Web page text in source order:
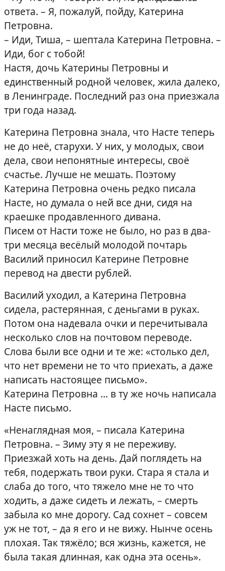
ответа. – Я, пожалуй, пойду, Катерина
Петровна.
– Иди, Тиша, – шептала Катерина Петровна. –
Иди, бог с тобой!
Настя, дочь Катерины Петровны и
единственный родной человек, жила далеко,
в Ленинграде. Последний раз она приезжала
три года назад.
Катерина Петровна знала, что Насте теперь
не до неё, старухи. У них, у молодых, свои
дела, свои непонятные интересы, своё
счастье. Лучше не мешать. Поэтому
Катерина Петровна очень редко писала
Насте, но думала о ней все дни, сидя на
краешке продавленного дивана.
Писем от Насти тоже не было, но раз в два-
три месяца весёлый молодой почтарь
Василий приносил Катерине Петровне
перевод на двести рублей.
Василий уходил, а Катерина Петровна
сидела, растерянная, с деньгами в руках.
Потом она надевала очки и перечитывала
несколько слов на почтовом переводе.
Слова были все одни и те же: «столько дел,
что нет времени не то что приехать, а даже
написать настоящее письмо».
Катерина Петровна … в ту же ночь написала
Насте письмо.
«Ненаглядная моя, – писала Катерина
Петровна. – Зиму эту я не переживу.
Приезжай хоть на день. Дай поглядеть на
тебя, подержать твои руки. Стара я стала и
слаба до того, что тяжело мне не то что
ходить, а даже сидеть и лежать, – смерть
забыла ко мне дорогу. Сад сохнет – совсем
уж не тот, – да я его и не вижу. Нынче осень
плохая. Так тяжёло; вся жизнь, кажется, не
была такая длинная, как одна эта осень».